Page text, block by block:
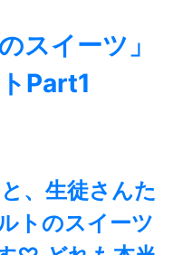
スイーツ」
Part1
、生徒さんた
トのスイーツ